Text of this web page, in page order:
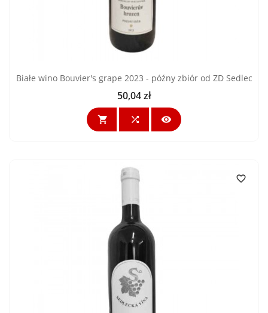
Białe wino Bouvier's grape 2023 - późny zbiór od ZD Sedlec
Cena
50,04 zł
  
